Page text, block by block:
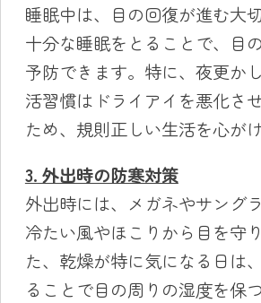
睡眠中は、目の回復が進む大
十分な睡眠をとることで、目
予防できます。特に、夜更か
活習慣はドライアイを悪化さ
ため、規則正しい生活を心が
3. 外出時の防寒対策
外出時には、メガネやサング
冷たい風やほこりから目を守
た、乾燥が特に気になる日は
ることで目の周りの湿度を保